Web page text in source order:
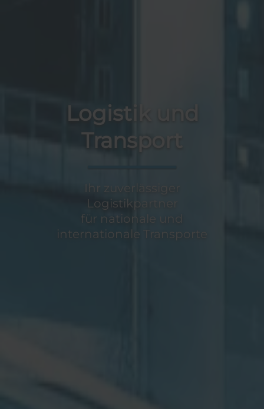
Logistik und
Transport
Ihr zuverlässiger
Logistikpartner
für nationale und
internationale Transporte